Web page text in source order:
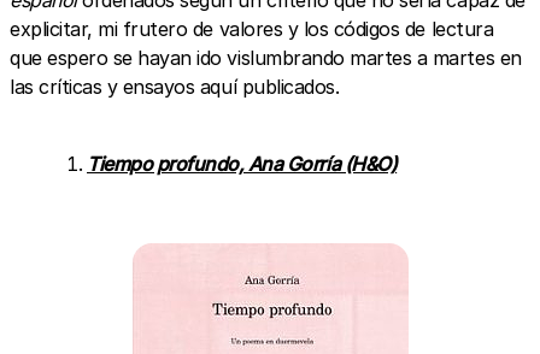
explicitar, mi frutero de valores y los códigos de lectura
que espero se hayan ido vislumbrando martes a martes en
las críticas y ensayos aquí publicados.
Tiempo profundo, Ana Gorría (H&O)